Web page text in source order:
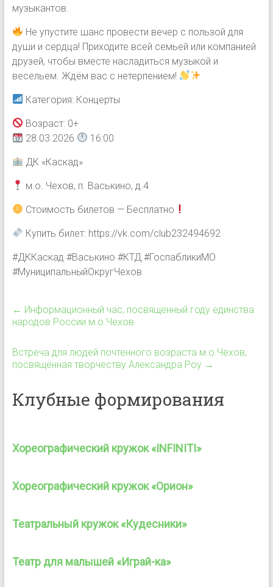
музыкантов.
Не упустите шанс провести вечер с пользой для
души и сердца! Приходите всей семьей или компанией
друзей, чтобы вместе насладиться музыкой и
весельем. Ждём вас с нетерпением!
Категория: Концерты
Возраст: 0+
28.03.2026
16:00
ДК «Каскад»
м.о. Чехов, п. Васькино, д.4
Стоимость билетов — Бесплатно
Купить билет: https://vk.com/club232494692
#ДККаскад #Васькино #КТД #ГоспабликиМО
#МуниципальныйОкругЧехов
← Информационный час, посвященный году единства
народов России м.о.Чехов
Встреча для людей почтенного возраста м.о.Чехов,
посвящённая творчеству Александра Роу →
Клубные формирования
Хореографический кружок «INFINITI»
Хореографический кружок «Орион»
Театральный кружок «Кудесники»
Театр для малышей «Играй-ка»